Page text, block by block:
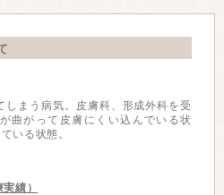
しまう病気。皮膚科、形成外科を受
曲がって皮膚にくい込んでいる状
いる状態。
績）